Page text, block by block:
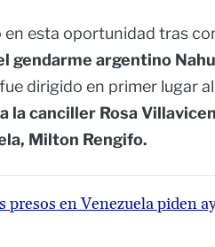
en esta oportunidad tras
gendarme argentino
dirigido en primer lugar al
la canciller Rosa
Milton Rengifo.
en Venezuela piden